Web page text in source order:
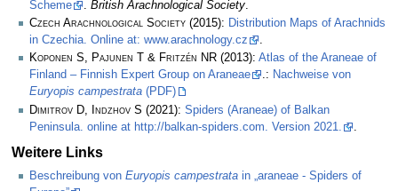
Scheme
. British Arachnological Society.
Czech Arachnological Society (2015): Distribution Maps of Arachnids
in Czechia. Online at: www.arachnology.cz
.
Koponen S, Pajunen T & Fritzén NR (2013): Atlas of the Araneae of
Finland – Finnish Expert Group on Araneae
.: Nachweise von
Euryopis campestrata (PDF)
Dimitrov D, Indzhov S (2021): Spiders (Araneae) of Balkan
Peninsula. online at http://balkan-spiders.com. Version 2021.
Weitere Links
Beschreibung von Euryopis campestrata in „araneae - Spiders of